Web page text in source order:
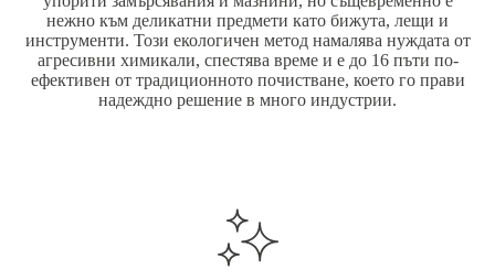
нежно към деликатни предмети като бижута, лещи и
инструменти. Този екологичен метод намалява нуждата от
агресивни химикали, спестява време и е до 16 пъти по-
ефективен от традиционното почистване, което го прави
надеждно решение в много индустрии.